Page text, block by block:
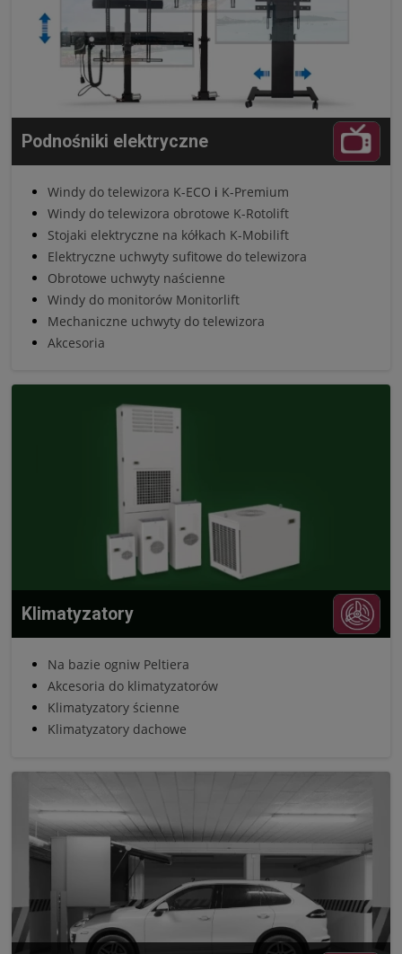
Podnośniki elektryczne
Windy do telewizora K-ECO i K-Premium
Windy do telewizora obrotowe K-Rotolift
Stojaki elektryczne na kółkach K-Mobilift
Elektryczne uchwyty sufitowe do telewizora
Obrotowe uchwyty naścienne
Windy do monitorów Monitorlift
Mechaniczne uchwyty do telewizora
Akcesoria
Klimatyzatory
Na bazie ogniw Peltiera
Akcesoria do klimatyzatorów
Klimatyzatory ścienne
Klimatyzatory dachowe